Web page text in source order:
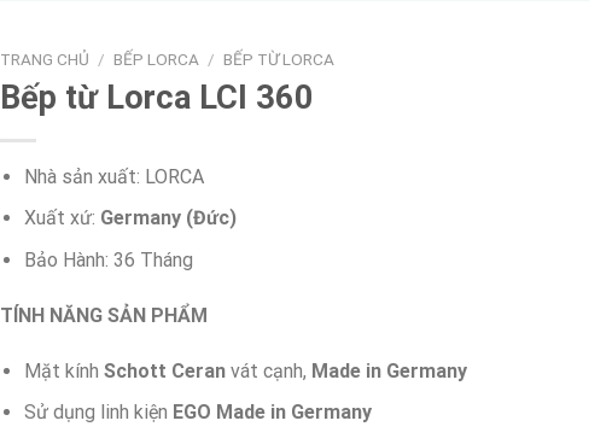
TRANG CHỦ / BẾP LORCA / BẾP TỪ LORCA
Bếp từ Lorca LCI 360
Nhà sản xuất: LORCA
Xuất xứ: Germany (Đức)
Bảo Hành: 36 Tháng
TÍNH NĂNG SẢN PHẨM
Mặt kínhSchott Ceran vát cạnh, Made in Germany
Sử dụng linh kiện EGO Made in Germany